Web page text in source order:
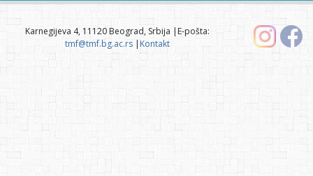
Karnegijeva 4, 11120 Beograd, Srbija |E-pošta:
tmf@tmf.bg.ac.rs| Kontakt